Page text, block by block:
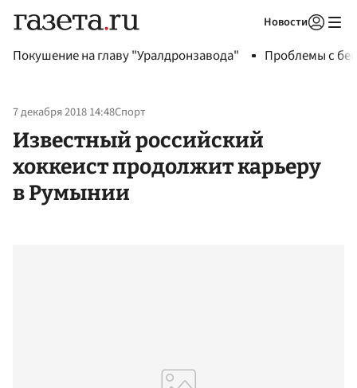
Новости
Покушение на главу "Уралдронзавода" Проблемы с
7 декабря 2018 14:48Спорт
Известный российский
хоккеист продолжит карьеру
в Румынии